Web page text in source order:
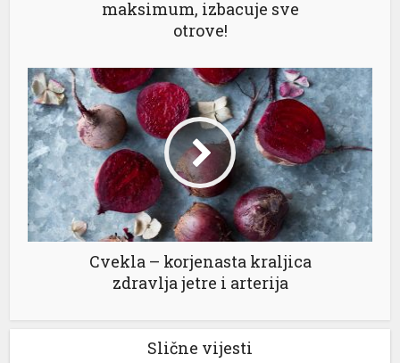
maksimum, izbacuje sve
otrove!
Cvekla – korjenasta kraljica
zdravlja jetre i arterija
Slične vijesti